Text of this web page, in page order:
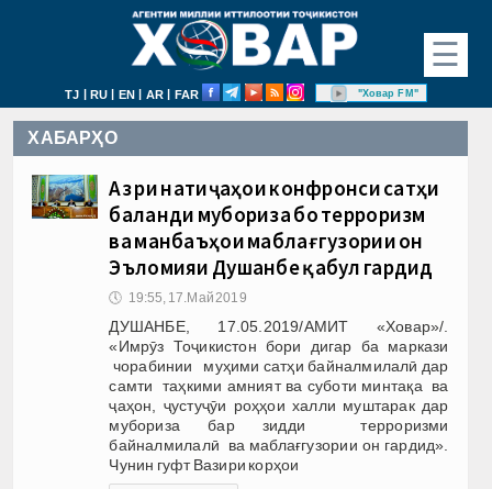
☰
TJ | RU | EN | AR | FAR "Ховар FM"
ХАБАРҲО
Аз рӯи натиҷаҳои конфронси сатҳи
баланди мубориза бо терроризм
ва манбаъҳои маблағгузории он
Эъломияи Душанбе қабул гардид
🕔 19:55, 17.Май 2019
ДУШАНБЕ, 17.05.2019/АМИТ «Ховар»/.
«Имрӯз Тоҷикистон бори дигар ба маркази
чорабинии муҳими сатҳи байналмилалӣ дар
самти таҳкими амният ва суботи минтақа ва
ҷаҳон, ҷустуҷӯи роҳҳои халли муштарак дар
мубориза бар зидди терроризми
байналмилалӣ ва маблағгузории он гардид».
Чунин гуфт Вазири корҳои